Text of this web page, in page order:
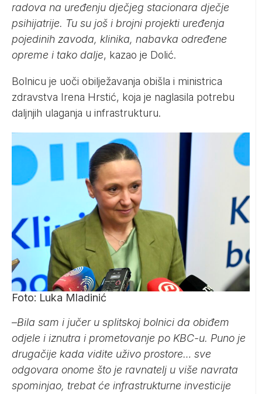
radova na uređenju dječjeg stacionara dječje
psihijatrije. Tu su još i brojni projekti uređenja
pojedinih zavoda, klinika, nabavka određene
opreme i tako dalje, kazao je Dolić.
Bolnicu je uoči obilježavanja obišla i ministrica
zdravstva Irena Hrstić, koja je naglasila potrebu
daljnjih ulaganja u infrastrukturu.
Foto: Luka Mladinić
–Bila sam i jučer u splitskoj bolnici da obiđem
odjele i iznutra i prometovanje po KBC-u. Puno je
drugačije kada vidite uživo prostore… sve
odgovara onome što je ravnatelj u više navrata
spominjao, trebat će infrastrukturne investicije